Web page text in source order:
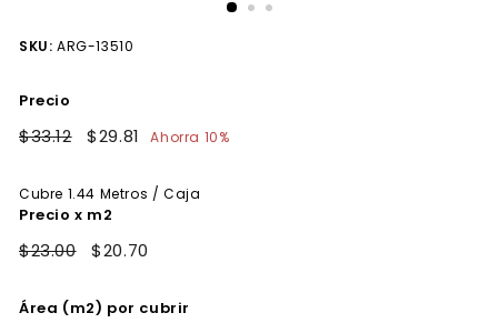
SKU: ARG-13510
Precio
Precio
$33.12$33.12
Precio
$29.81 $29.81
Ahorra 10%
Cubre 1.44 Metros / Caja
Precio x m2
$23.00 $20.70
Área (m2) por cubrir